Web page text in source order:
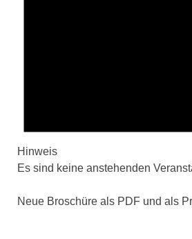
Hinweis
Es sind keine anstehenden
Neue Broschüre als PDF und als